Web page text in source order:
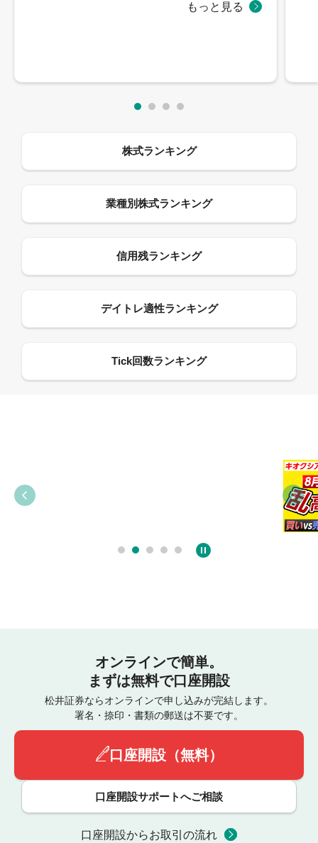
オンラインで簡単。
まずは無料で口座開設
松井証券ならオンラインで申し込みが完結します。
署名・捺印・書類の郵送は不要です。
口座開設（無料）
口座開設サポートへご相談
口座開設からお取引の流れ